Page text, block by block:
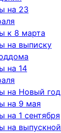
на 23
к 8 марта
на выписку
на 14
на Новый год
на 9 мая
на 1 сентября
на выпускной